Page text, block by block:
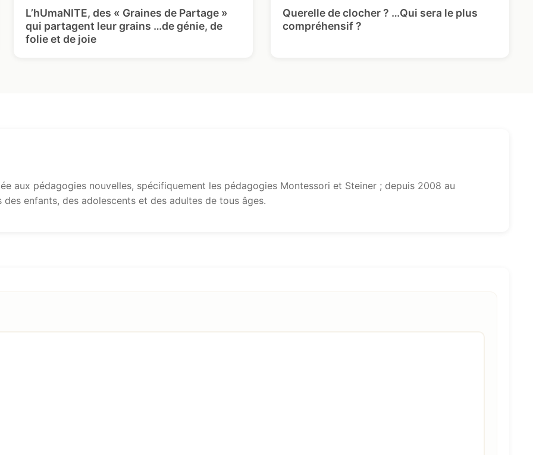
L’hUmaNITE, des « Graines de Partage »
qui partagent leur grains …de génie, de
folie et de joie
Querelle de clocher ? …Qui sera le plus
compréhensif ?
aux pédagogies nouvelles, spécifiquement les pédagogies Montessori et Steiner ; depuis 2008 au
enfants, des adolescents et des adultes de tous âges.